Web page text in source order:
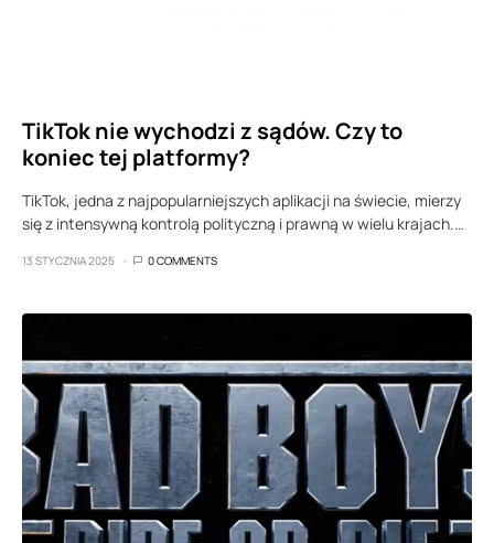
TikTok nie wychodzi z sądów. Czy to
koniec tej platformy?
TikTok, jedna z najpopularniejszych aplikacji na świecie, mierzy
się z intensywną kontrolą polityczną i prawną w wielu krajach.…
13 STYCZNIA 2025 0 COMMENTS